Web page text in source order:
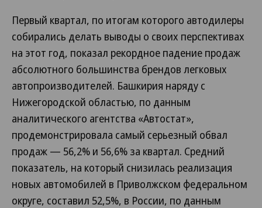
Первый квартал, по итогам которого автодилеры
собирались делать выводы о своих перспективах
на этот год, показал рекордное падение продаж
абсолютного большинства брендов легковых
автопроизводителей. Башкирия наряду с
Нижегородской областью, по данным
аналитического агентства «Автостат»,
продемонстрировала самый серьезный обвал
продаж — 56,2% и 56,6% за квартал. Средний
показатель, на который снизилась реализация
новых автомобилей в Приволжском федеральном
округе, составил 52,5%, в России, по данным